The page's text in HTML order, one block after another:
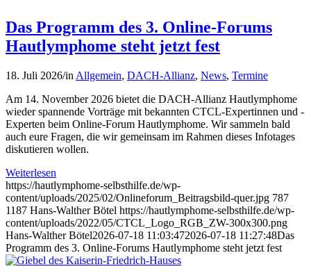
Das Programm des 3. Online-Forums
Hautlymphome steht jetzt fest
18. Juli 2026/in Allgemein, DACH-Allianz, News, Termine
Am 14. November 2026 bietet die DACH-Allianz Hautlymphome
wieder spannende Vorträge mit bekannten CTCL-Expertinnen und -
Experten beim Online-Forum Hautlymphome. Wir sammeln bald
auch eure Fragen, die wir gemeinsam im Rahmen dieses Infotages
diskutieren wollen.
Weiterlesen
https://hautlymphome-selbsthilfe.de/wp-
content/uploads/2025/02/Onlineforum_Beitragsbild-quer.jpg 787
1187 Hans-Walther Bötel https://hautlymphome-selbsthilfe.de/wp-
content/uploads/2022/05/CTCL_Logo_RGB_ZW-300x300.png
Hans-Walther Bötel2026-07-18 11:03:472026-07-18 11:27:48Das
Programm des 3. Online-Forums Hautlymphome steht jetzt fest